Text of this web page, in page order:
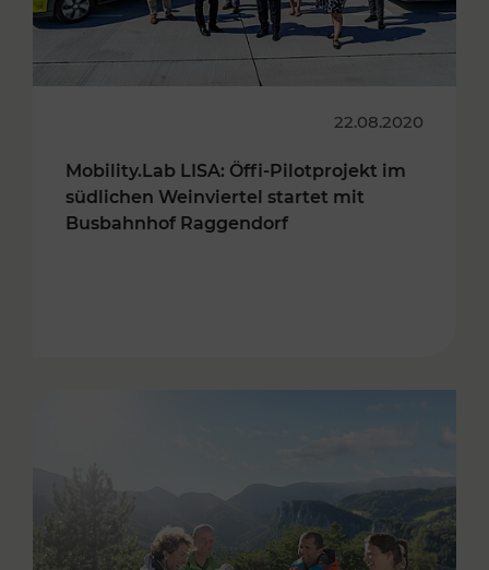
22.08.2020
Mobility.Lab LISA: Öffi-Pilotprojekt im
südlichen Weinviertel startet mit
Busbahnhof Raggendorf